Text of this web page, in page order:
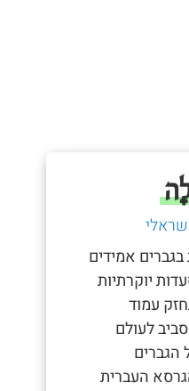
בגברים אמידים
יוקרתיות
עמוד
לעולם
הגברים
העברית